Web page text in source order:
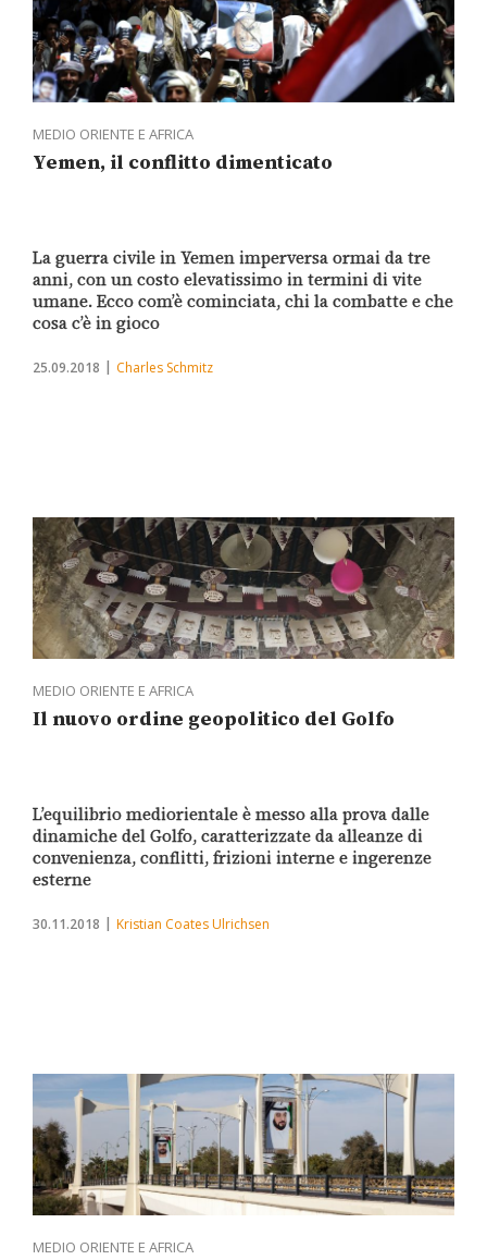
MEDIO ORIENTE E AFRICA
Yemen, il conflitto dimenticato
La guerra civile in Yemen imperversa ormai da tre
anni, con un costo elevatissimo in termini di vite
umane. Ecco com’è cominciata, chi la combatte e che
cosa c’è in gioco
25.09.2018 Charles Schmitz
MEDIO ORIENTE E AFRICA
Il nuovo ordine geopolitico del Golfo
L’equilibrio mediorientale è messo alla prova dalle
dinamiche del Golfo, caratterizzate da alleanze di
convenienza, conflitti, frizioni interne e ingerenze
esterne
30.11.2018 Kristian Coates Ulrichsen
MEDIO ORIENTE E AFRICA